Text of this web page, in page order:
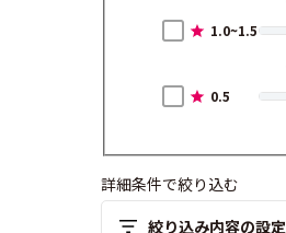
1.0~1.5
0.5
詳細条件で絞り込む
絞り込み内容の設定